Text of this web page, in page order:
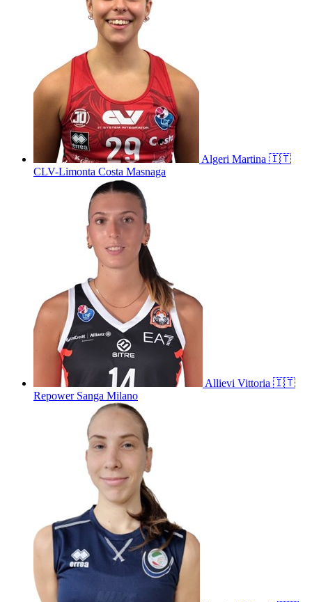
Algeri Martina 🇮🇹
CLV-Limonta Costa Masnaga
Allievi Vittoria 🇮🇹
Repower Sanga Milano